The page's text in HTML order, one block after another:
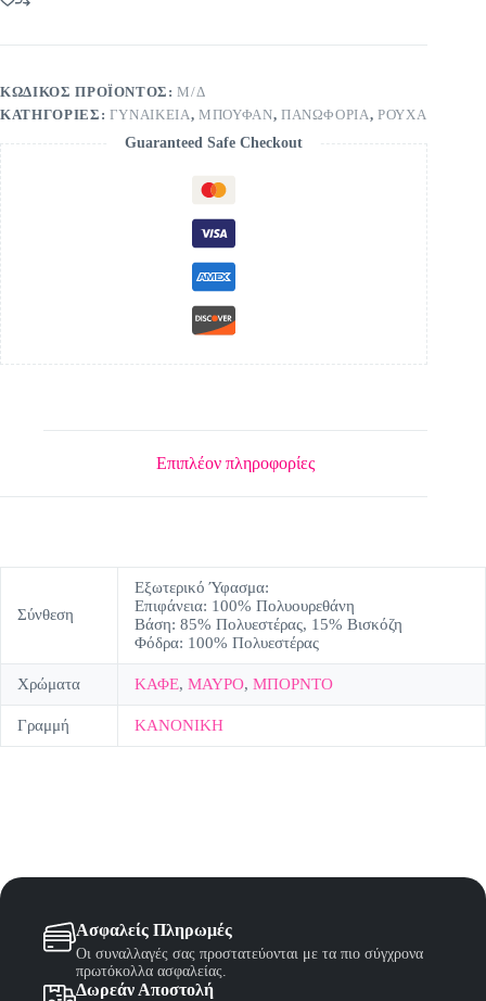
ΚΩΔΙΚΌΣ ΠΡΟΪΌΝΤΟΣ:Μ/Δ
ΚΑΤΗΓΟΡΊΕΣ: ΓΥΝΑΙΚΕΙΑ, ΜΠΟΥΦΑΝ, ΠΑΝΩΦΟΡΙΑ,ΡΟΥΧΑ
Guaranteed Safe Checkout
Επιπλέον πληροφορίες
Σύνθεση
Εξωτερικό Ύφασμα:
Επιφάνεια: 100% Πολυουρεθάνη
Βάση: 85% Πολυεστέρας, 15% Βισκόζη
Φόδρα: 100% Πολυεστέρας
Χρώματα ΚΑΦΕ, ΜΑΥΡΟ, ΜΠΟΡΝΤΟ
Γραμμή ΚΑΝΟΝΙΚΗ
Ασφαλείς Πληρωμές
Οι συναλλαγές σας προστατεύονται με τα πιο σύγχρονα
πρωτόκολλα ασφαλείας.
Δωρεάν Αποστολή